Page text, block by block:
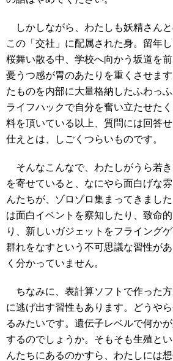
しかしながら、わたしも妖精さん
この「交社」に配属された身。留年
桜舞い散る中、学校へ向かう坂道を
憂うつ感が胃のあたりを重くさせま
たものを内部に大量格納したふわっ
ライフハックで自分を奮い立たせた
料を頂いている以上、質問には回答
仕えとは、しごくつらいものです。
そんなこんなで、わたしがうら若
を寄せていると、なにやら面白げな
んたちが、ゾロゾロ集まってきまし
は面白イベントを察知したり、致命
り、新しいガジェットをフライング
群れをなすという不可思議な習性が
く分かっていません。
ちなみに、表計算ソフトで作った
に逃げ出す習性もあります。どうや
るみたいです。遺伝子レベルで何か
するのでしょうか。そもそも生殖と
んたちにあるのかすら、わたしには